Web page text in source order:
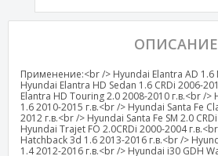
ОПИСАНИЕ
Применение:<br /> Hyundai Elantra AD 1.6
Hyundai Elantra HD Sedan 1.6 CRDi 2006-
Elantra HD Touring 2.0 2008-2010 г.в.<br />
1.6 2010-2015 г.в.<br /> Hyundai Santa Fe
2012 г.в.<br /> Hyundai Santa Fe SM 2.0
Hyundai Trajet FO 2.0CRDi 2000-2004
Hatchback 3d 1.6 2013-2016 г.в.<br />
1.4 2012-2016 г.в.<br /> Hyundai i30 GDH